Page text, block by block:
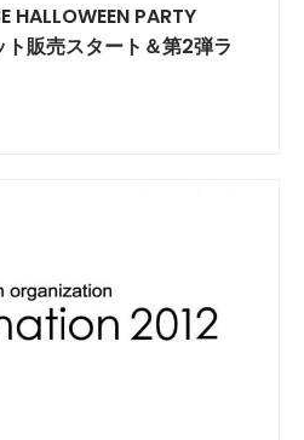
HALLOWEEN PARTY
販売スタート＆第2弾ラ